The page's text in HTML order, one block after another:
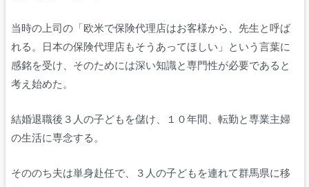
当時の上司の「欧米で保険代理店はお客様から、先生と呼ば
れる。日本の保険代理店もそうあってほしい」という言葉に
感銘を受け、そのためには深い知識と専門性が必要であると
考え始めた。
結婚退職後３人の子どもを儲け、１０年間、転勤と専業主婦
の生活に専念する。
そののち夫は単身赴任で、３人の子どもを連れて群馬県に移